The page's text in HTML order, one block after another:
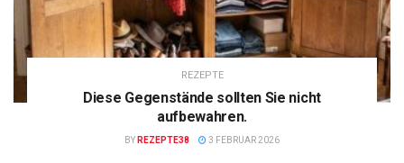
REZEPTE
Diese Gegenstände sollten Sie nicht
aufbewahren.
BY REZEPTE38 3 FEBRUAR 2026